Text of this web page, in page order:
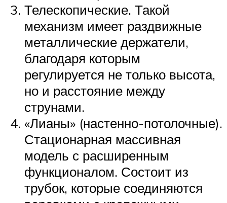
Телескопические. Такой
механизм имеет раздвижные
металлические держатели,
благодаря которым
регулируется не только высота,
но и расстояние между
струнами.
«Лианы» (настенно-потолочные).
Стационарная массивная
модель с расширенным
функционалом. Состоит из
трубок, которые соединяются